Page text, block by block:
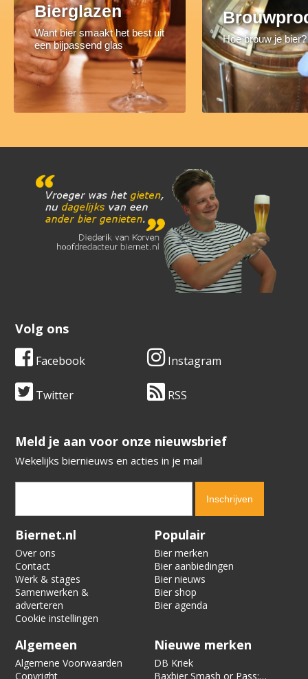
Bierglazen
Want bier smaakt het best uit
een bijpassend glas
Hoe brouw je bier?
Volg ons
Facebook Instagram
Twitter RSS
​​​​​​​Meld je aan voor onze nieuwsbrief
Wekelijks biernieuws en acties in je mail
Verification code:
Biernet.nl
Over ons
Contact
Werk & stages
Samenwerken &
adverteren
Cookie instellingen
Populair
Bier merken
Bier aanbiedingen
Bier nieuws
Bier shop
Bier agenda
Algemeen
Algemene Voorwaarden
Copyright
Nieuwe merken
DB Kriek
Baxbier Smash or Pass: